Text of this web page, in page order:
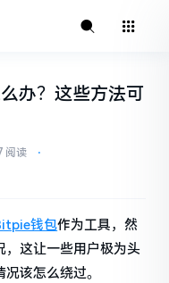
办？这些方法可
阅读
⋅
钱包作为工具，然
，这让一些用户极为头
该怎么绕过。